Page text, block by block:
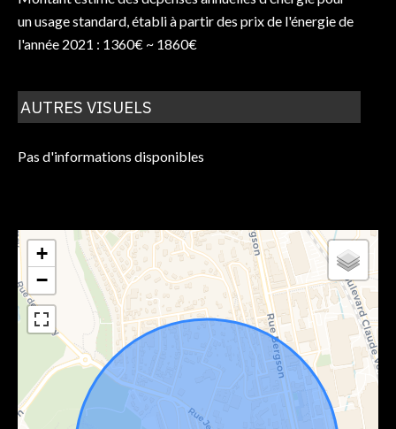
un usage standard, établi à partir des prix de l'énergie de
l'année 2021 : 1360€ ~ 1860€
AUTRES VISUELS
Pas d'informations disponibles
+
−